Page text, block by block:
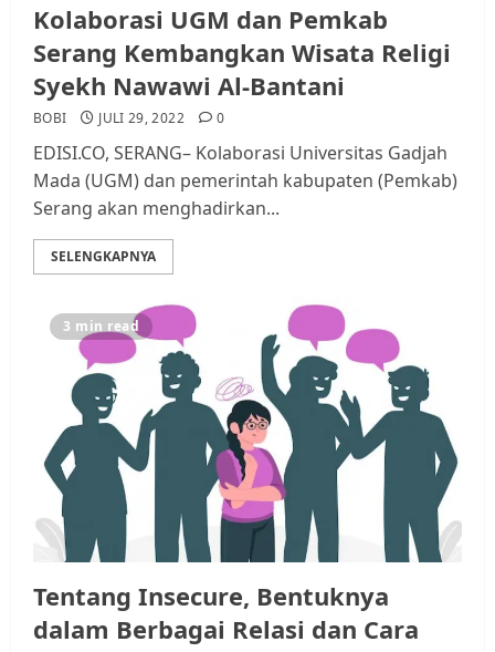
Kolaborasi UGM dan Pemkab
Serang Kembangkan Wisata Religi
Syekh Nawawi Al-Bantani
BOBI JULI 29, 2022 0
EDISI.CO, SERANG– Kolaborasi Universitas Gadjah
Mada (UGM) dan pemerintah kabupaten (Pemkab)
Serang akan menghadirkan...
SELENGKAPNYA
3 min read
Tentang Insecure, Bentuknya
dalam Berbagai Relasi dan Cara